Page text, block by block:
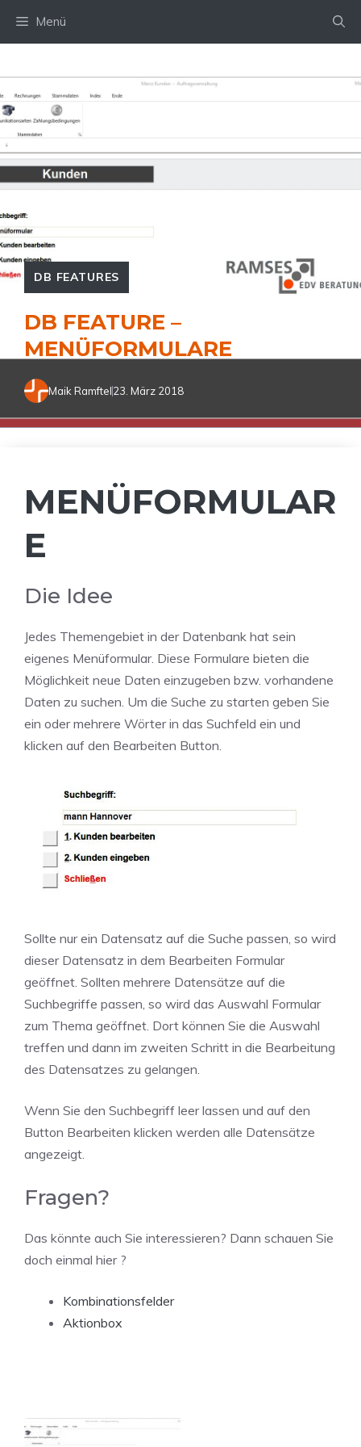
Menü
DB FEATURES
DB FEATURE –
MENÜFORMULARE
Maik Ramftel23. März 2018
MENÜFORMULAR
E
Die Idee
Jedes Themengebiet in der Datenbank hat sein
eigenes Menüformular. Diese Formulare bieten die
Möglichkeit neue Daten einzugeben bzw. vorhandene
Daten zu suchen. Um die Suche zu starten geben Sie
ein oder mehrere Wörter in das Suchfeld ein und
klicken auf den Bearbeiten Button.
Sollte nur ein Datensatz auf die Suche passen, so wird
dieser Datensatz in dem Bearbeiten Formular
geöffnet. Sollten mehrere Datensätze auf die
Suchbegriffe passen, so wird das Auswahl Formular
zum Thema geöffnet. Dort können Sie die Auswahl
treffen und dann im zweiten Schritt in die Bearbeitung
des Datensatzes zu gelangen.
Wenn Sie den Suchbegriff leer lassen und auf den
Button Bearbeiten klicken werden alle Datensätze
angezeigt.
Fragen?
Das könnte auch Sie interessieren? Dann schauen Sie
doch einmal hier ?
Kombinationsfelder
Aktionbox